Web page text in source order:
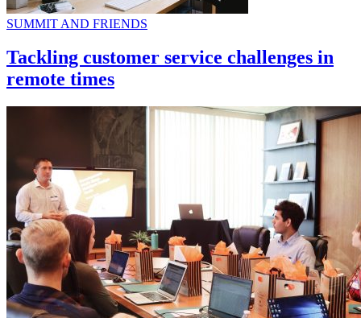
SUMMIT AND FRIENDS
Tackling customer service challenges in
remote times